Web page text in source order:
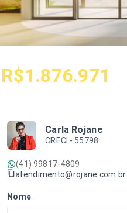
R$1.876.971
Carla Rojane
CRECI - 55798
(41) 99817-4809
atendimento@rojane.com.br
Nome